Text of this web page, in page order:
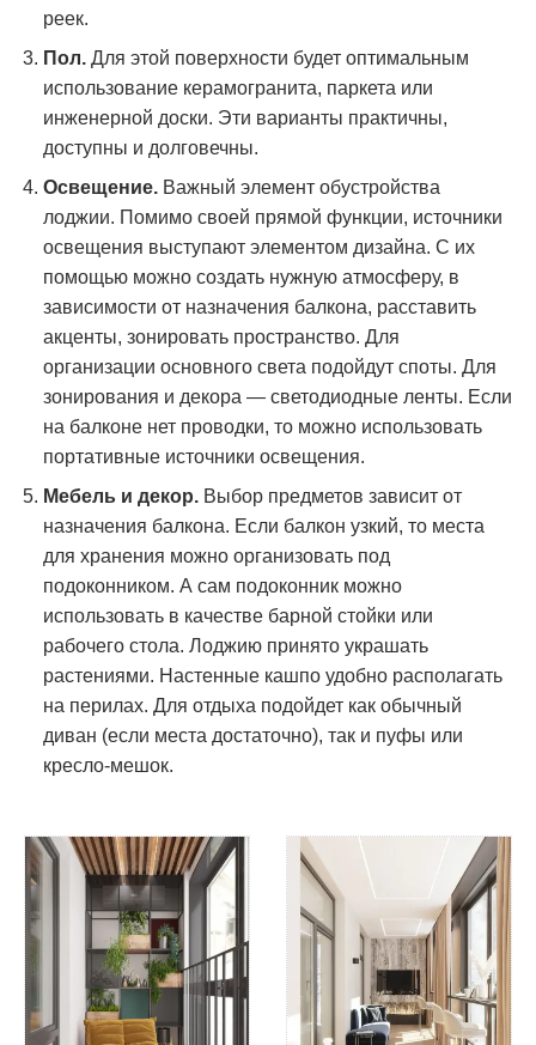
реек.
Пол. Для этой поверхности будет оптимальным
использование керамогранита, паркета или
инженерной доски. Эти варианты практичны,
доступны и долговечны.
Освещение. Важный элемент обустройства
лоджии. Помимо своей прямой функции, источники
освещения выступают элементом дизайна. С их
помощью можно создать нужную атмосферу, в
зависимости от назначения балкона, расставить
акценты, зонировать пространство. Для
организации основного света подойдут споты. Для
зонирования и декора — светодиодные ленты. Если
на балконе нет проводки, то можно использовать
портативные источники освещения.
Мебель и декор. Выбор предметов зависит от
назначения балкона. Если балкон узкий, то места
для хранения можно организовать под
подоконником. А сам подоконник можно
использовать в качестве барной стойки или
рабочего стола. Лоджию принято украшать
растениями. Настенные кашпо удобно располагать
на перилах. Для отдыха подойдет как обычный
диван (если места достаточно), так и пуфы или
кресло-мешок.